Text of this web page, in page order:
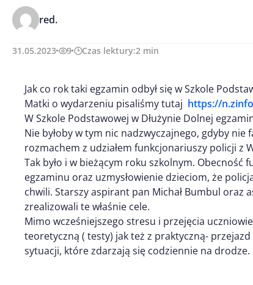
red.
31.05.2023 9 Czas lektury:2 min
Jak co rok taki egzamin odbył się w Szkole
Matki o wydarzeniu pisaliśmy tutaj https://
W Szkole Podstawowej w Dłużynie Dolnej
Nie byłoby w tym nic nadzwyczajnego, gdyby
rozmachem z udziałem funkcjonariuszy policji z
Tak było i w bieżącym roku szkolnym.
egzaminu oraz uzmysłowienie dzieciom, że
chwili. Starszy aspirant pan Michał Bumbul oraz
zrealizowali te właśnie cele.
Mimo wcześniejszego stresu i przejęcia
teoretyczną ( testy) jak też z praktyczną-
sytuacji, które zdarzają się codziennie na drodze.